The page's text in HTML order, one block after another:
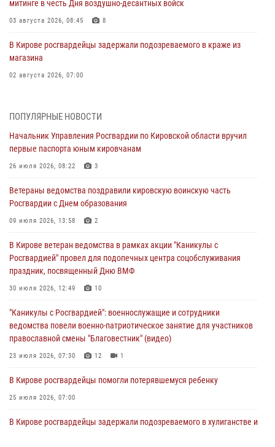
митинге в честь Дня воздушно-десантных войск
03 августа 2026, 08:45 8
В Кирове росгвардейцы задержали подозреваемого в краже из
магазина
02 августа 2026, 07:00
Российской Федерации
В Росгвардии вспоминают российских воинов, погибших в Первой
мировой войне 1914-1918 годов
В Кирове офицер Росгвардии стал победителем открытого
шахматного турнира
Директор Росгвардии Герой России генерал армии Виктор Золотов
поздравил специалистов подразделений тыла с профессиональным
праздником
ПОПУЛЯРНЫЕ НОВОСТИ
Начальник Управления Росгвардии по Кировской области вручил
первые паспорта юным кировчанам
26 июля 2026, 08:22 3
Ветераны ведомства поздравили кировскую воинскую часть
Росгвардии с Днем образования
09 июля 2026, 13:58 2
В Кирове ветеран ведомства в рамках акции "Каникулы с
Росгвардией" провел для подопечных центра соцобслуживания
праздник, посвященный Дню ВМФ
30 июля 2026, 12:49 10
"Каникулы с Росгвардией": военнослужащие и сотрудники
ведомства повели военно-патриотическое занятие для участников
православной смены "Благовестник" (видео)
23 июля 2026, 07:30 12 1
В Кирове росгвардейцы помогли потерявшемуся ребенку
25 июля 2026, 07:00
В Кирове росгвардейцы задержали подозреваемого в хулиганстве и